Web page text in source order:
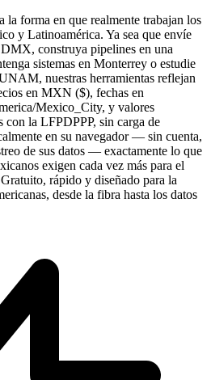
la forma en que realmente trabajan los
y Latinoamérica. Ya sea que envíe
construya pipelines en una
sistemas en Monterrey o estudie
nuestras herramientas reflejan
en MXN ($), fechas en
Mexico_City, y valores
con la LFPDPPP, sin carga de
en su navegador — sin cuenta,
de sus datos — exactamente lo que
exigen cada vez más para el
rápido y diseñado para la
desde la fibra hasta los datos